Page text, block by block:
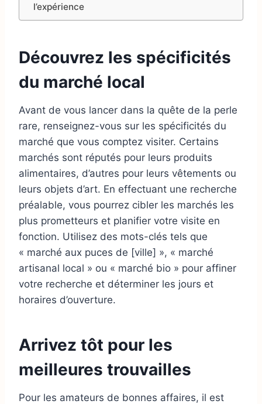
l’expérience
Découvrez les spécificités
du marché local
Avant de vous lancer dans la quête de la perle
rare, renseignez-vous sur les spécificités du
marché que vous comptez visiter. Certains
marchés sont réputés pour leurs produits
alimentaires, d’autres pour leurs vêtements ou
leurs objets d’art. En effectuant une recherche
préalable, vous pourrez cibler les marchés les
plus prometteurs et planifier votre visite en
fonction. Utilisez des mots-clés tels que
« marché aux puces de [ville] », « marché
artisanal local » ou « marché bio » pour affiner
votre recherche et déterminer les jours et
horaires d’ouverture.
Arrivez tôt pour les
meilleures trouvailles
Pour les amateurs de bonnes affaires, il est